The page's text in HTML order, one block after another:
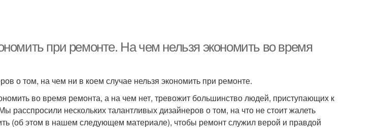
при ремонте. На чем нельзя экономить во время
о том, на чем ни в коем случае нельзя экономить при ремонте.
во время ремонта, а на чем нет, тревожит большинство людей, приступающих к
расспросили нескольких талантливых дизайнеров о том, на что не стоит жалеть
(об этом в нашем следующем материале), чтобы ремонт служил верой и правдой